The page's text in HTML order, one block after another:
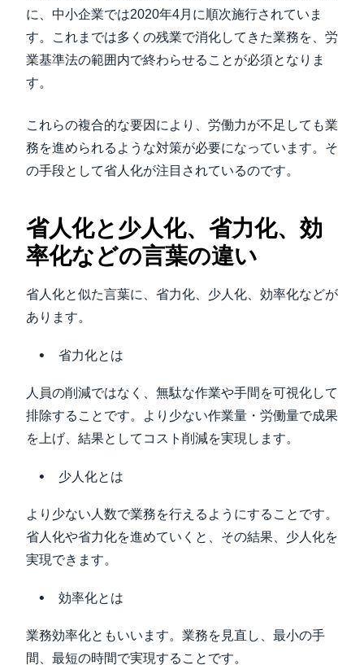
に、中小企業では2020年4月に順次施行されていま
す。これまでは多くの残業で消化してきた業務を、労
業基準法の範囲内で終わらせることが必須となりま
す。
これらの複合的な要因により、労働力が不足しても業
務を進められるような対策が必要になっています。そ
の手段として省人化が注目されているのです。
省人化と少人化、省力化、効
率化などの言葉の違い
省人化と似た言葉に、省力化、少人化、効率化などが
あります。
省力化とは
人員の削減ではなく、無駄な作業や手間を可視化して
排除することです。より少ない作業量・労働量で成果
を上げ、結果としてコスト削減を実現します。
少人化とは
より少ない人数で業務を行えるようにすることです。
省人化や省力化を進めていくと、その結果、少人化を
実現できます。
効率化とは
業務効率化ともいいます。業務を見直し、最小の手
間、最短の時間で実現することです。